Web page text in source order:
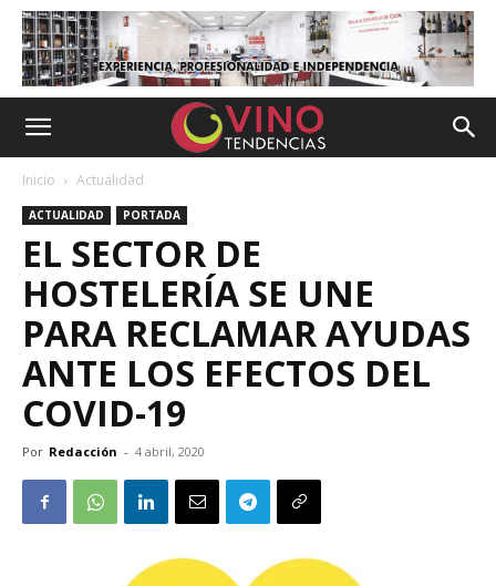
Inicio Actualidad
ACTUALIDAD PORTADA
EL SECTOR DE
HOSTELERÍA SE UNE
PARA RECLAMAR AYUDAS
ANTE LOS EFECTOS DEL
COVID-19
Por Redacción - 4 abril, 2020